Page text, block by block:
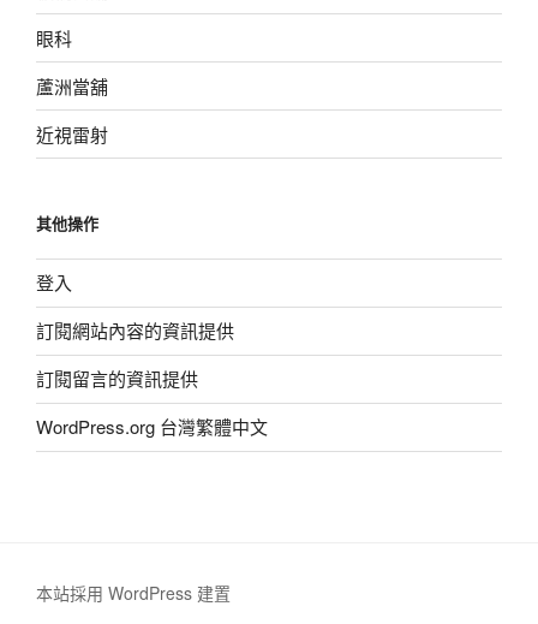
眼科
蘆洲當舖
近視雷射
其他操作
登入
訂閱網站內容的資訊提供
訂閱留言的資訊提供
WordPress.org 台灣繁體中文
本站採用 WordPress 建置